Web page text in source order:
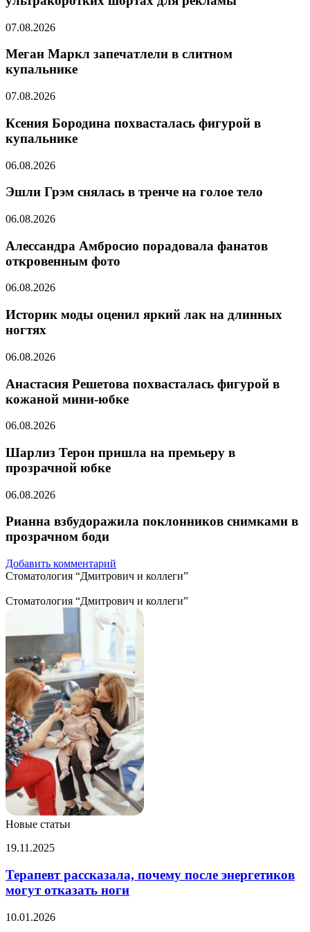
07.08.2026
Меган Маркл запечатлели в слитном
купальнике
07.08.2026
Ксения Бородина похвасталась фигурой в
купальнике
06.08.2026
Эшли Грэм снялась в тренче на голое тело
06.08.2026
Алессандра Амбросио порадовала фанатов
откровенным фото
06.08.2026
Историк моды оценил яркий лак на длинных
ногтях
06.08.2026
Анастасия Решетова похвасталась фигурой в
кожаной мини-юбке
06.08.2026
Шарлиз Терон пришла на премьеру в
прозрачной юбке
06.08.2026
Рианна взбудоражила поклонников снимками в
прозрачном боди
Добавить комментарий
Стоматология “Дмитрович и коллеги”
Стоматология “Дмитрович и коллеги”
Новые статьи
Терапевт
почему
после
энергетиков
отказать
19.11.2025
Терапевт рассказала, почему после энергетиков
могут отказать ноги
Восемь
10.01.2026